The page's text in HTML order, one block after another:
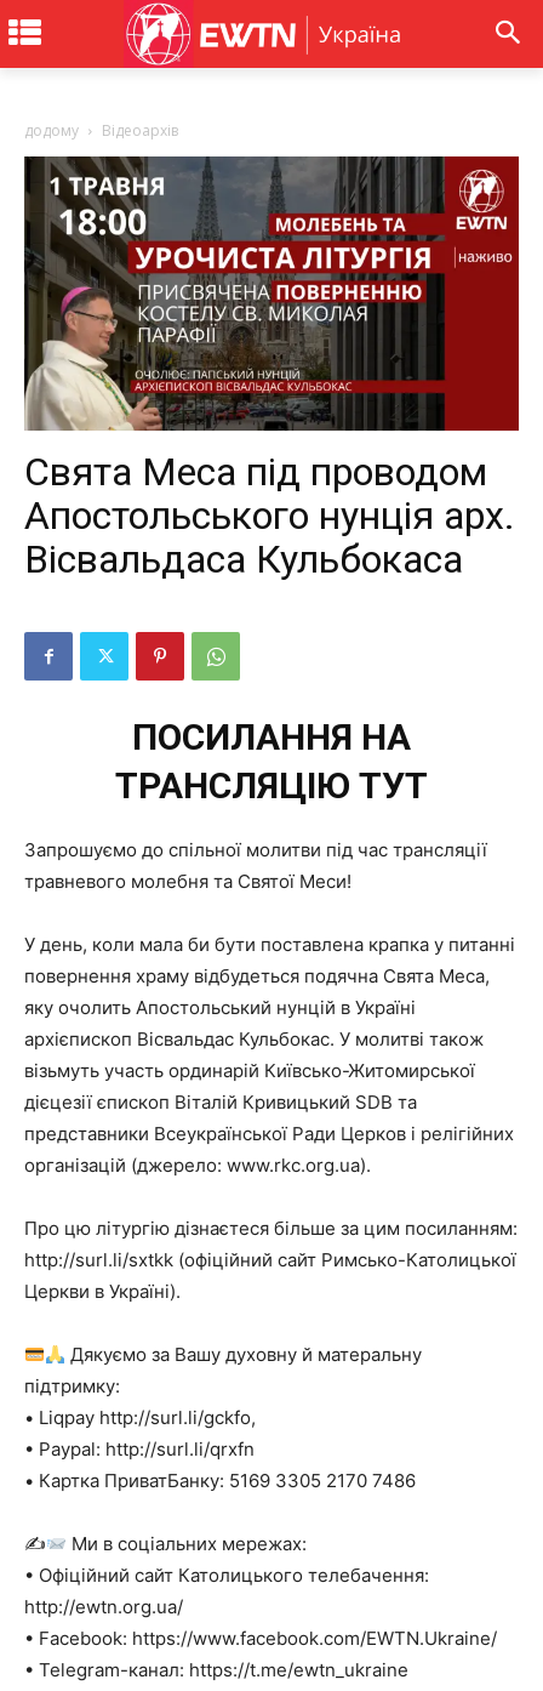
додому Відеоархів
Свята Меса під проводом
Апостольського нунція арх.
Вісвальдаса Кульбокаса
ПОСИЛАННЯ НА
ТРАНСЛЯЦІЮ ТУТ
Запрошуємо до спільної молитви під час трансляції
травневого молебня та Святої Меси!
У день, коли мала би бути поставлена крапка у питанні
повернення храму відбудеться подячна Свята Меса,
яку очолить Апостольський нунцій в Україні
архієпископ Вісвальдас Кульбокас. У молитві також
візьмуть участь ординарій Київсько-Житомирської
дієцезії єпископ Віталій Кривицький SDB та
представники Всеукраїнської Ради Церков і релігійних
організацій (джерело: www.rkc.org.ua).
Про цю літургію дізнаєтеся більше за цим посиланням:
http://surl.li/sxtkk (офіційний сайт Римсько-Католицької
Церкви в Україні).
Дякуємо за Вашу духовну й матеральну
підтримку:
• Liqpay http://surl.li/gckfo,
• Paypal: http://surl.li/qrxfn
• Картка ПриватБанку: 5169 3305 2170 7486
✍
Ми в соціальних мережах:
• Офіційний сайт Католицького телебачення:
http://ewtn.org.ua/
• Facebook: https://www.facebook.com/EWTN.Ukraine/
• Telegram-канал: https://t.me/ewtn_ukraine